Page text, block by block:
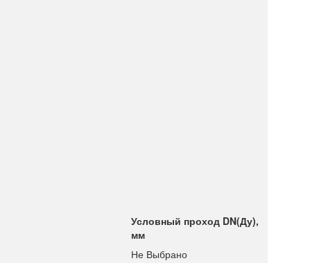
Условный проход DN(Ду),
мм
Не Выбрано